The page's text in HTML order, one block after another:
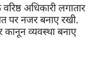
अधिकारी लगातार
पर नजर बनाए रखी.
व्यवस्था बनाए